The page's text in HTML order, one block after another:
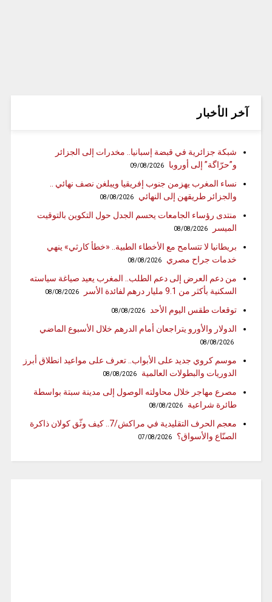
آخر الأخبار
شبكة جزائرية في قبضة إسبانيا.. مخدرات إلى الجزائر
و”حرّاگة” إلى أوروبا
09/08/2026
نساء المغرب يهزمن جنوب إفريقيا ويبلغن نصف نهائي ..
والجزائر طريقهن إلى النهائي
08/08/2026
منتدى رؤساء الجامعات يحسم الجدل حول التكوين بالتوقيت
الميسر
08/08/2026
بريطانيا لا تتسامح مع الأخطاء الطبية.. «خطأ كارثي» ينهي
خدمات جراح مصري
08/08/2026
من دعم العرض إلى دعم الطلب.. المغرب يعيد صياغة سياسته
السكنية بأكثر من 9.1 مليار درهم لفائدة الأسر
08/08/2026
توقعات طقس اليوم الأحد 08/08/2026
الدولار والأورو يتراجعان أمام الدرهم خلال الأسبوع الماضي
08/08/2026
موسم كروي جديد على الأبواب.. تعرف على مواعيد انطلاق أبرز
الدوريات والبطولات العالمية
08/08/2026
مصرع مهاجر خلال محاولته الوصول إلى مدينة سبتة بواسطة
طائرة شراعية
08/08/2026
معجم الحرف التقليدية في مراكش/7.. كيف وثّق كولان ذاكرة
الصنّاع والأسواق؟
07/08/2026